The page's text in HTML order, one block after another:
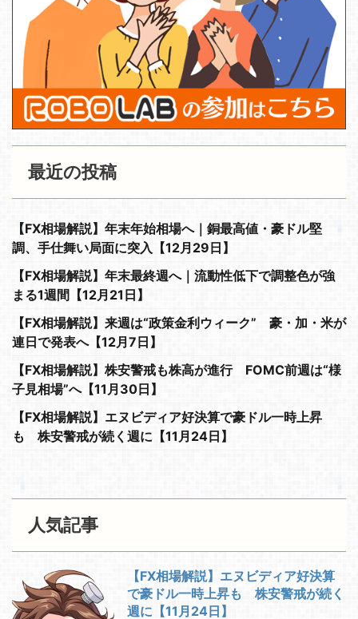
最近の投稿
【FX相場解説】年末年始相場へ｜銅最高値・豪ドル堅
調、手仕舞い局面に突入【12月29日】
【FX相場解説】年末最終週へ｜流動性低下で調整色が強
まる1週間【12月21日】
【FX相場解説】来週は“政策金利ウィーク” 豪・加・米が
連日で発表へ【12月7日】
【FX相場解説】株安警戒も株高が進行 FOMC前週は“様
子見相場”へ【11月30日】
【FX相場解説】エヌビディア好決算で豪ドル一時上昇
も 株安警戒が続く週に【11月24日】
人気記事
【FX相場解説】エヌビディア好決算
で豪ドル一時上昇も 株安警戒が続く
週に【11月24日】